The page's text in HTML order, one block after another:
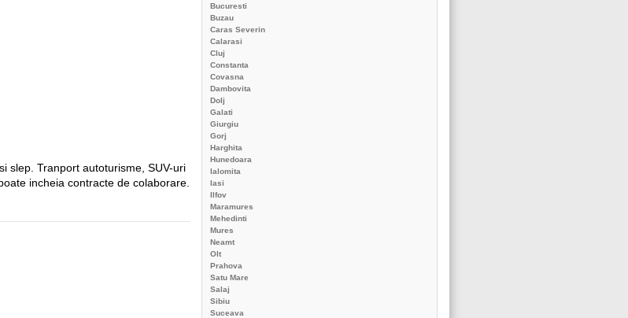
slep. Tranport autoturisme, SUV-uri
incheia contracte de colaborare.
Bucuresti
Buzau
Caras Severin
Calarasi
Cluj
Constanta
Covasna
Dambovita
Dolj
Galati
Giurgiu
Gorj
Harghita
Hunedoara
Ialomita
Iasi
Ilfov
Maramures
Mehedinti
Mures
Neamt
Olt
Prahova
Satu Mare
Salaj
Sibiu
Suceava